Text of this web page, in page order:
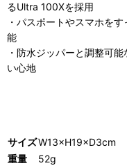
るUltra 100Xを採用
・パスポートやスマホを
能
・防水ジッパーと調整可
い心地
サイズW13×H19×D3cm
重量
52g